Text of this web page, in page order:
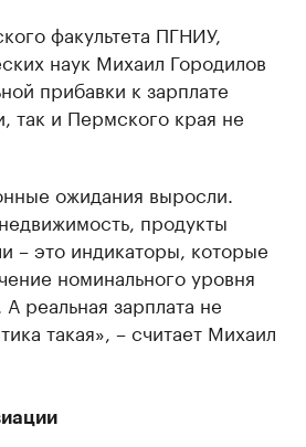
факультета ПГНИУ,
наук Михаил Городилов
прибавки к зарплате
так и Пермского края не
ожидания выросли.
продукты
– это индикаторы, которые
номинального уровня
реальная зарплата не
такая», – считает Михаил